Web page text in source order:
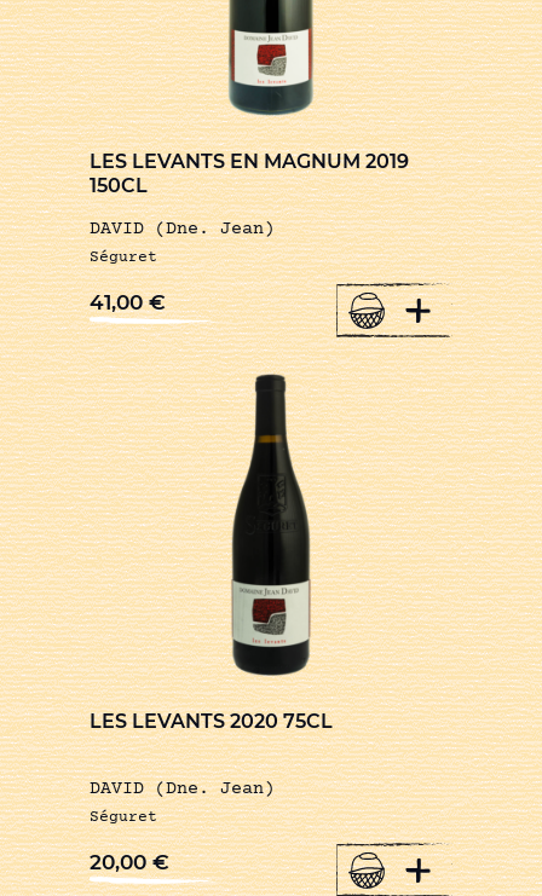
LES LEVANTS EN MAGNUM 2019
150CL
DAVID (Dne. Jean)
Séguret
41,00€ +
LES LEVANTS 2020 75CL
DAVID (Dne. Jean)
Séguret
20,00€ +